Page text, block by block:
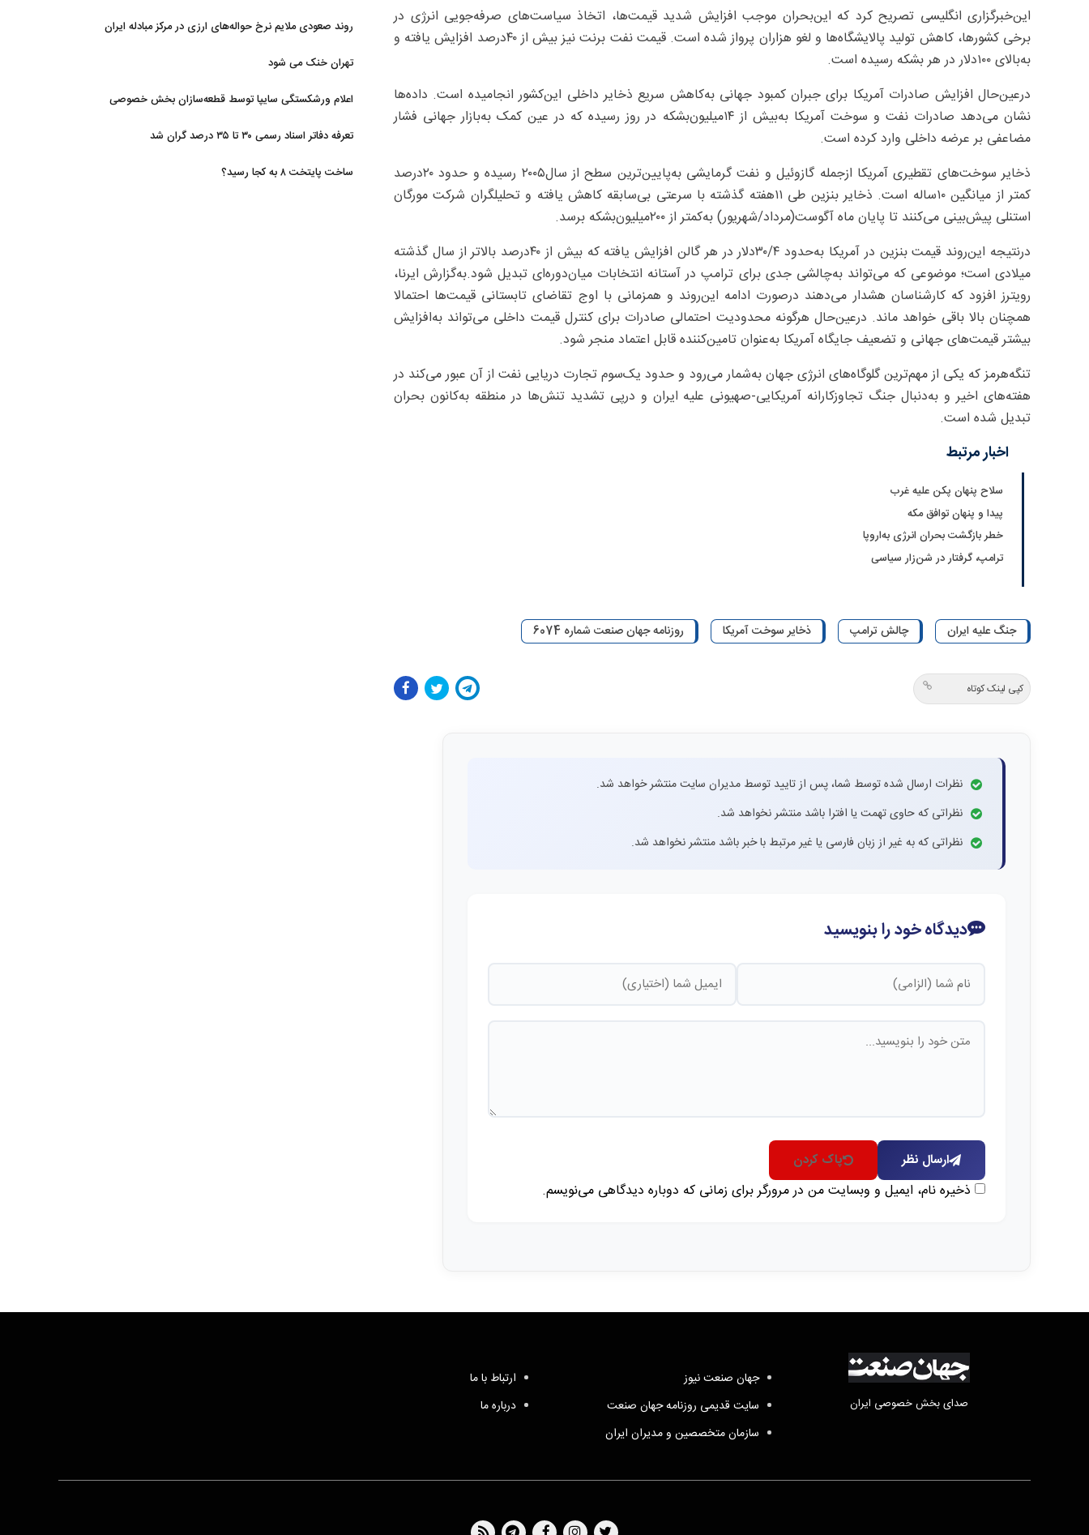
این‌خبرگزاری انگلیسی تصریح کرد که این‌بحران موجب افزایش شدید قیمت‌ها، اتخاذ سیاست‌های صرفه‌جویی انرژی در
برخی کشورها، کاهش تولید پالایشگاه‌ها و لغو هزاران پرواز شده است. قیمت نفت برنت نیز بیش از ۴۰‌درصد افزایش یافته و
به‌بالای ۱۰۰‌دلار در هر بشکه رسیده است.
درعین‌حال افزایش صادرات آمریکا برای جبران کمبود جهانی به‌کاهش سریع ذخایر داخلی این‌کشور انجامیده است. داده‌ها
نشان می‌دهد صادرات نفت و سوخت آمریکا به‌بیش از ۱۴‌میلیون‌بشکه در روز رسیده که در عین کمک به‌بازار جهانی فشار
مضاعفی بر عرضه داخلی وارد کرده است.
ذخایر سوخت‌های تقطیری آمریکا ازجمله گازوئیل و نفت گرمایشی به‌پایین‌ترین سطح از سال۲۰۰۵ رسیده و حدود ۲۰‌درصد
کمتر از میانگین ۱۰ساله است. ذخایر بنزین طی ۱۱هفته گذشته با سرعتی بی‌سابقه کاهش یافته و تحلیلگران شرکت مورگان
استنلی پیش‌بینی می‌کنند تا پایان ماه آگوست(مرداد/شهریور) به‌کمتر از ۲۰۰‌میلیون‌بشکه برسد.
درنتیجه این‌روند قیمت بنزین در آمریکا به‌حدود ۳۰/۴‌دلار در هر گالن افزایش یافته که بیش از ۴۰‌درصد بالاتر از سال گذشته
میلادی است؛ موضوعی که می‌تواند به‌چالشی جدی برای ترامپ در آستانه انتخابات میان‌دوره‌ای تبدیل شود.به‌گزارش ایرنا،
رویترز افزود که کارشناسان هشدار می‌دهند درصورت ادامه این‌روند و همزمانی با اوج تقاضای تابستانی قیمت‌ها احتمالا
همچنان بالا باقی خواهد ماند. درعین‌حال هرگونه محدودیت احتمالی صادرات برای کنترل قیمت داخلی می‌تواند به‌افزایش
بیشتر قیمت‌های جهانی و تضعیف جایگاه آمریکا به‌عنوان تامین‌کننده قابل اعتماد منجر شود.
تنگه‌هرمز که یکی از مهم‌ترین گلوگاه‌های انرژی جهان به‌شمار می‌رود و حدود یک‌سوم تجارت دریایی نفت از آن عبور می‌کند در
هفته‌های اخیر و به‌دنبال جنگ تجاوزکارانه آمریکایی-صهیونی علیه ایران و درپی تشدید تنش‌ها در منطقه به‌کانون بحران
تبدیل شده است.
اخبار مرتبط
سلاح پنهان پکن علیه غرب
پیدا و پنهان توافق مکه
خطر بازگشت بحران انرژی به‌اروپا
ترامپ، گرفتار در شن‌زار سیاسی
جنگ علیه ایران چالش ترامپ ذخایر سوخت آمریکا روزنامه جهان صنعت شماره 6074
کپی لینک کوتاه
نظرات ارسال شده توسط شما، پس از تایید توسط مدیران سایت منتشر خواهد شد.
نظراتی که حاوی تهمت یا افترا باشد منتشر نخواهد شد.
نظراتی که به غیر از زبان فارسی یا غیر مرتبط با خبر باشد منتشر نخواهد شد.
دیدگاه خود را بنویسید
ارسال نظر پاک کردن
ذخیره نام، ایمیل و وبسایت من در مرورگر برای زمانی که دوباره دیدگاهی می‌نویسم.
روند صعودی ملایم نرخ حواله‌های ارزی در مرکز مبادله ایران
تهران خنک می شود
اعلام ورشکستگی سایپا توسط قطعه‌سازان بخش خصوصی
تعرفه دفاتر اسناد رسمی ۳۰ تا ۳۵ درصد گران شد
ساخت پایتخت ۸ به کجا رسید؟
صدای بخش خصوصی ایران
جهان صنعت نیوز
سایت قدیمی روزنامه جهان صنعت
سازمان متخصصین و مدیران ایران
ارتباط با ما
درباره ما